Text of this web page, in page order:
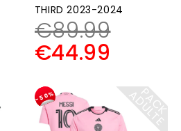
THIRD 2023-2024
€89.99
€44.99
-50% P
A
C
K
A
D
U
L
T
E